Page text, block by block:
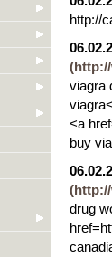
http://
viagra
<a
buy
drug